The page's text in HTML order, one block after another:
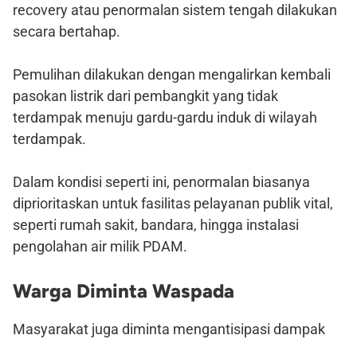
recovery atau penormalan sistem tengah dilakukan
secara bertahap.
Pemulihan dilakukan dengan mengalirkan kembali
pasokan listrik dari pembangkit yang tidak
terdampak menuju gardu-gardu induk di wilayah
terdampak.
Dalam kondisi seperti ini, penormalan biasanya
diprioritaskan untuk fasilitas pelayanan publik vital,
seperti rumah sakit, bandara, hingga instalasi
pengolahan air milik PDAM.
Warga Diminta Waspada
Masyarakat juga diminta mengantisipasi dampak